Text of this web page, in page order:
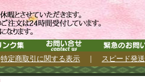
特定商取引に関する表示 スピード発送